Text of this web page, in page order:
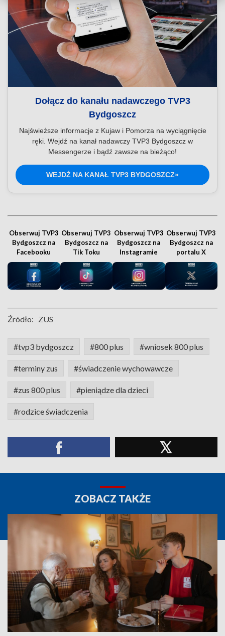
Dołącz do kanału nadawczego TVP3
Bydgoszcz
Najświeższe informacje z Kujaw i Pomorza na wyciągnięcie
ręki. Wejdź na kanał nadawczy TVP3 Bydgoszcz w
Messengerze i bądź zawsze na bieżąco!
WEJDŹ NA KANAŁ TVP3 BYDGOSZCZ»
Obserwuj TVP3
Bydgoszcz na
Facebooku
Obserwuj TVP3
Bydgoszcz na
Tik Toku
Obserwuj TVP3
Bydgoszcz na
Instagramie
Obserwuj TVP3
Bydgoszcz na
portalu X
Źródło: ZUS
#tvp3 bydgoszcz #800 plus #wniosek 800 plus
#terminy zus #świadczenie wychowawcze
#zus 800 plus #pieniądze dla dzieci
#rodzice świadczenia
ZOBACZ TAKŻE